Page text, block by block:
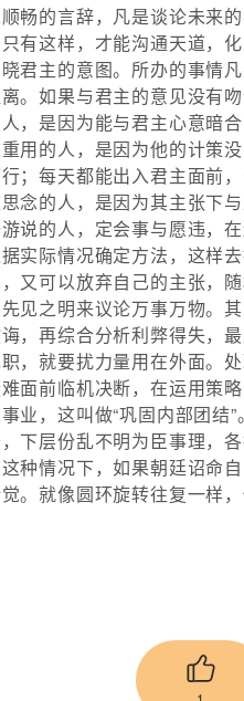
畅的言辞，凡是谈论未来
有这样，才能沟通天道，
君主的意图。所办的事情
。如果与君主的意见没有
，是因为能与君主心意暗
用的人，是因为他的计策
；每天都能出入君主面前
念的人，是因为其主张下
说的人，定会事与愿违，
实际情况确定方法，这样
又可以放弃自己的主张，随
见之明来议论万事万物。
，再综合分析利弊得失，
，就要扰力量用在外面。
面前临机决断，在运用策
业，这叫做“巩固内部团结”。
下层份乱不明为臣事理，
种情况下，如果朝廷诏命
。就像圆环旋转往复一样